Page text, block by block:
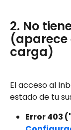
2. No
carga)
El acceso al
estado de tu
Error 403